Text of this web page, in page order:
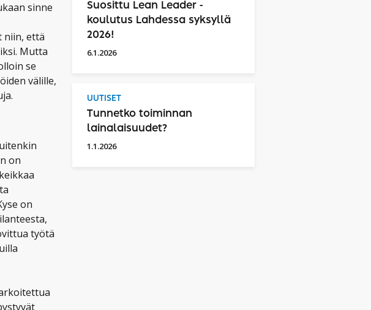
sinne
niin, että
Mutta
se
välille,
on
on
työtä
Suosittu Lean Leader -
koulutus Lahdessa syksyllä
2026!
6.1.2026
UUTISET
Tunnetko toiminnan
lainalaisuudet?
1.1.2026